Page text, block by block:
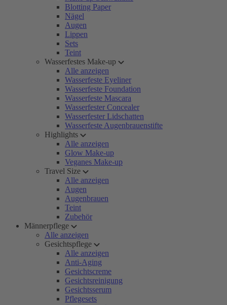
Blotting Paper
Nägel
Augen
Lippen
Sets
Teint
Wasserfestes Make-up
Alle anzeigen
Wasserfeste Eyeliner
Wasserfeste Foundation
Wasserfeste Mascara
Wasserfester Concealer
Wasserfester Lidschatten
Wasserfeste Augenbrauenstifte
Highlights
Alle anzeigen
Glow Make-up
Veganes Make-up
Travel Size
Alle anzeigen
Augen
Augenbrauen
Teint
Zubehör
Männerpflege
Alle anzeigen
Gesichtspflege
Alle anzeigen
Anti-Aging
Gesichtscreme
Gesichtsreinigung
Gesichtsserum
Pflegesets